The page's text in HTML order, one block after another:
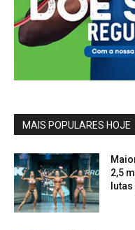
MAIS POPULARES HOJE
2,5